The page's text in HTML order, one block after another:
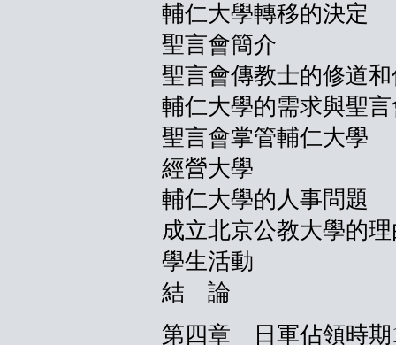
輔仁大學轉移的決定
聖言會簡介
聖言會傳教士的修道
輔仁大學的需求與聖
聖言會掌管輔仁大學
經營大學
輔仁大學的人事問題
成立北京公教大學的
學生活動
結 論
第四章 日軍佔領時期